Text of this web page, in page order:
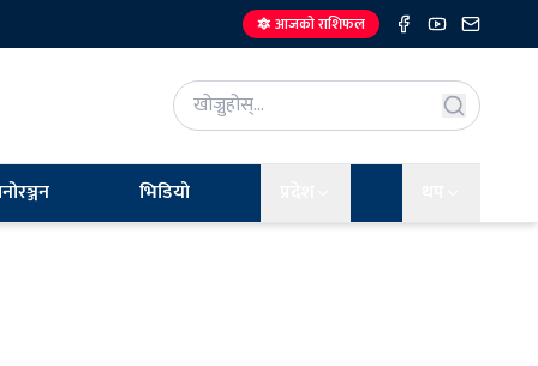
🔯 आजको राशिफल
भिडियो